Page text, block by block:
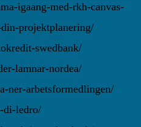
igaang-med-rkh-canvas-
projektplanering/
swedbank/
lamnar-nordea/
ner-arbetsformedlingen/
di-ledro/